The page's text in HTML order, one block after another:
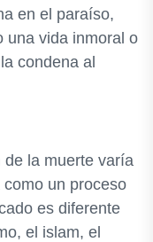
en el paraíso,
una vida inmoral o
condena al
de la muerte varía
un proceso
es diferente
el islam, el